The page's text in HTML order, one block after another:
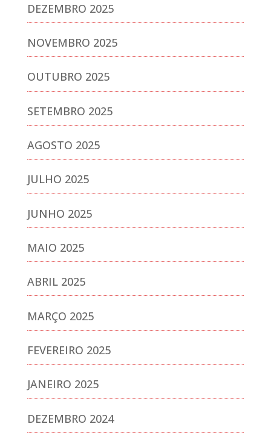
DEZEMBRO 2025
NOVEMBRO 2025
OUTUBRO 2025
SETEMBRO 2025
AGOSTO 2025
JULHO 2025
JUNHO 2025
MAIO 2025
ABRIL 2025
MARÇO 2025
FEVEREIRO 2025
JANEIRO 2025
DEZEMBRO 2024